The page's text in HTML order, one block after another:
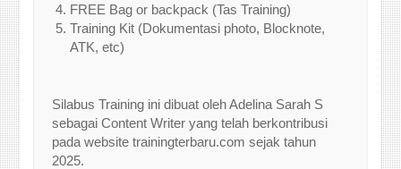
FREE Bag or backpack (Tas Training)
Training Kit (Dokumentasi photo, Blocknote,
ATK, etc)
Silabus Training ini dibuat oleh Adelina Sarah S
sebagai Content Writer yang telah berkontribusi
pada website trainingterbaru.com sejak tahun
2025.